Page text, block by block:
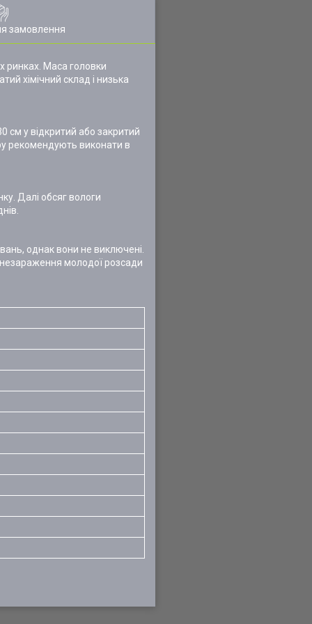
замовлення
ринках. Маса головки
хімічний склад і низька
см у відкритий або закритий
рекомендують виконати в
Далі обсяг вологи
однак вони не виключені.
молодої розсади